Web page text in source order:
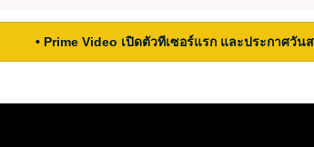
• Prime Video เปิดตัวทีเซอร์แรก และประกาศวั